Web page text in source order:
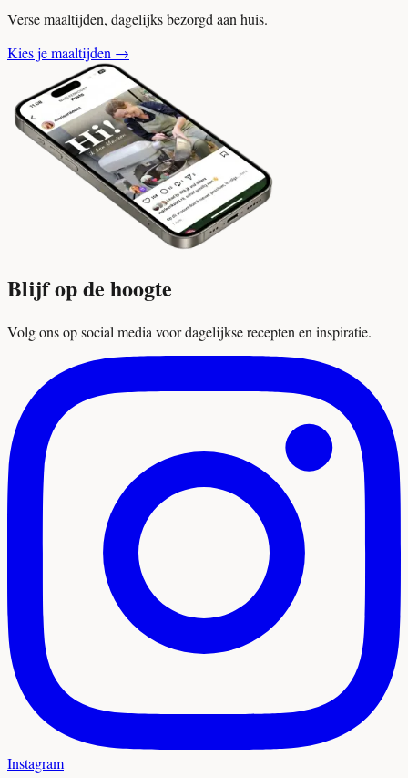
Verse maaltijden, dagelijks bezorgd aan huis.
Kies je maaltijden →
Blijf op de hoogte
Volg ons op social media voor dagelijkse recepten en inspiratie.
Instagram